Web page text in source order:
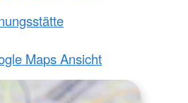
Maps Ansicht